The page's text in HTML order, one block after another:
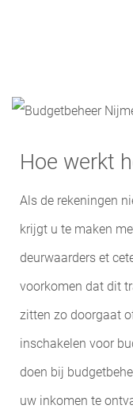
Hoe werkt
Als de rekeningen
krijgt u te maken
deurwaarders et
voorkomen dat dit
zitten zo doorgaat
inschakelen voor
doen bij
uw inkomen te